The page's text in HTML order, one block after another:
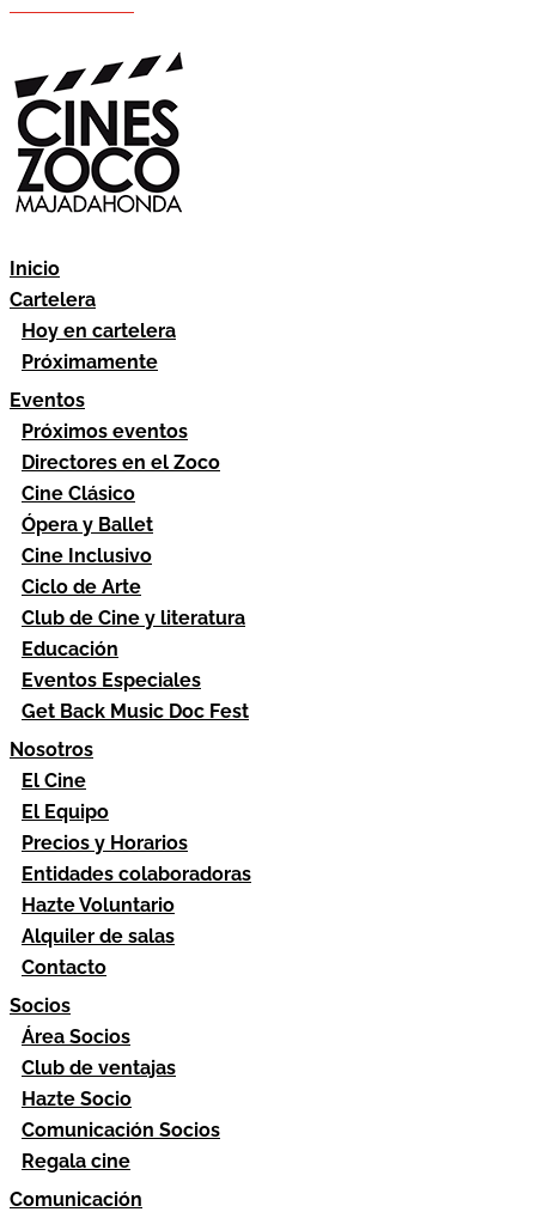
Inicio
Cartelera
Hoy en cartelera
Próximamente
Eventos
Próximos eventos
Directores en el Zoco
Cine Clásico
Ópera y Ballet
Cine Inclusivo
Ciclo de Arte
Club de Cine y literatura
Educación
Eventos Especiales
Get Back Music Doc Fest
Nosotros
El Cine
El Equipo
Precios y Horarios
Entidades colaboradoras
Hazte Voluntario
Alquiler de salas
Contacto
Socios
Área Socios
Club de ventajas
Hazte Socio
Comunicación Socios
Regala cine
Comunicación